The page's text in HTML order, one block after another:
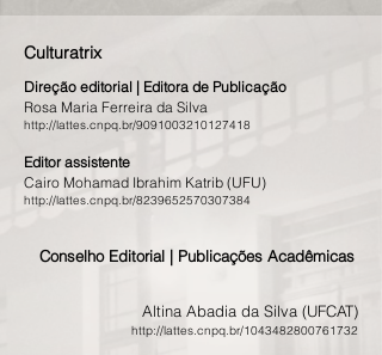
Culturatrix
Direção editorial | Editora de Publicação
Rosa Maria Ferreira da Silva
http://lattes.cnpq.br/9091003210127418
Editor assistente
Cairo Mohamad Ibrahim Katrib (UFU)
http://lattes.cnpq.br/8239652570307384
Conselho Editorial | Publicações Acadêmicas
Altina Abadia da Silva (UFCAT)
http://lattes.cnpq.br/1043482800761732